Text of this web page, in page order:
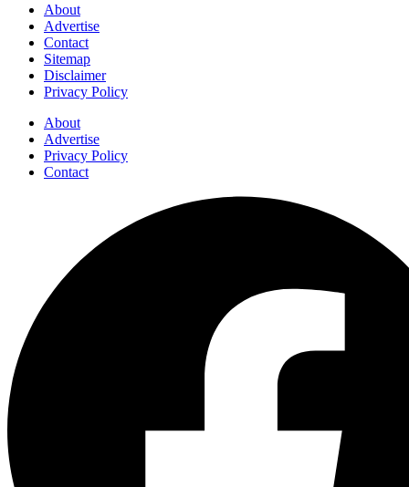
About
Advertise
Contact
Sitemap
Disclaimer
Privacy Policy
About
Advertise
Privacy Policy
Contact